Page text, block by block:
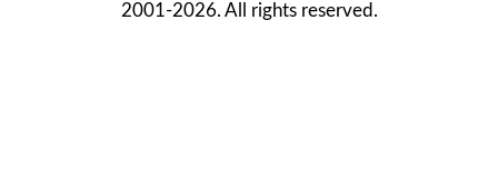
2001-2026. All rights reserved.